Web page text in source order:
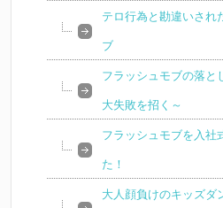
テロ行為と勘違いされ
ブ
フラッシュモブの落
大失敗を招く～
フラッシュモブを入社
た！
大人顔負けのキッズダ